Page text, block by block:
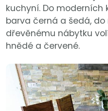
kuchyní. Do
barva černá a šedá,
dřevěnému nábytku
hnědé a červené.